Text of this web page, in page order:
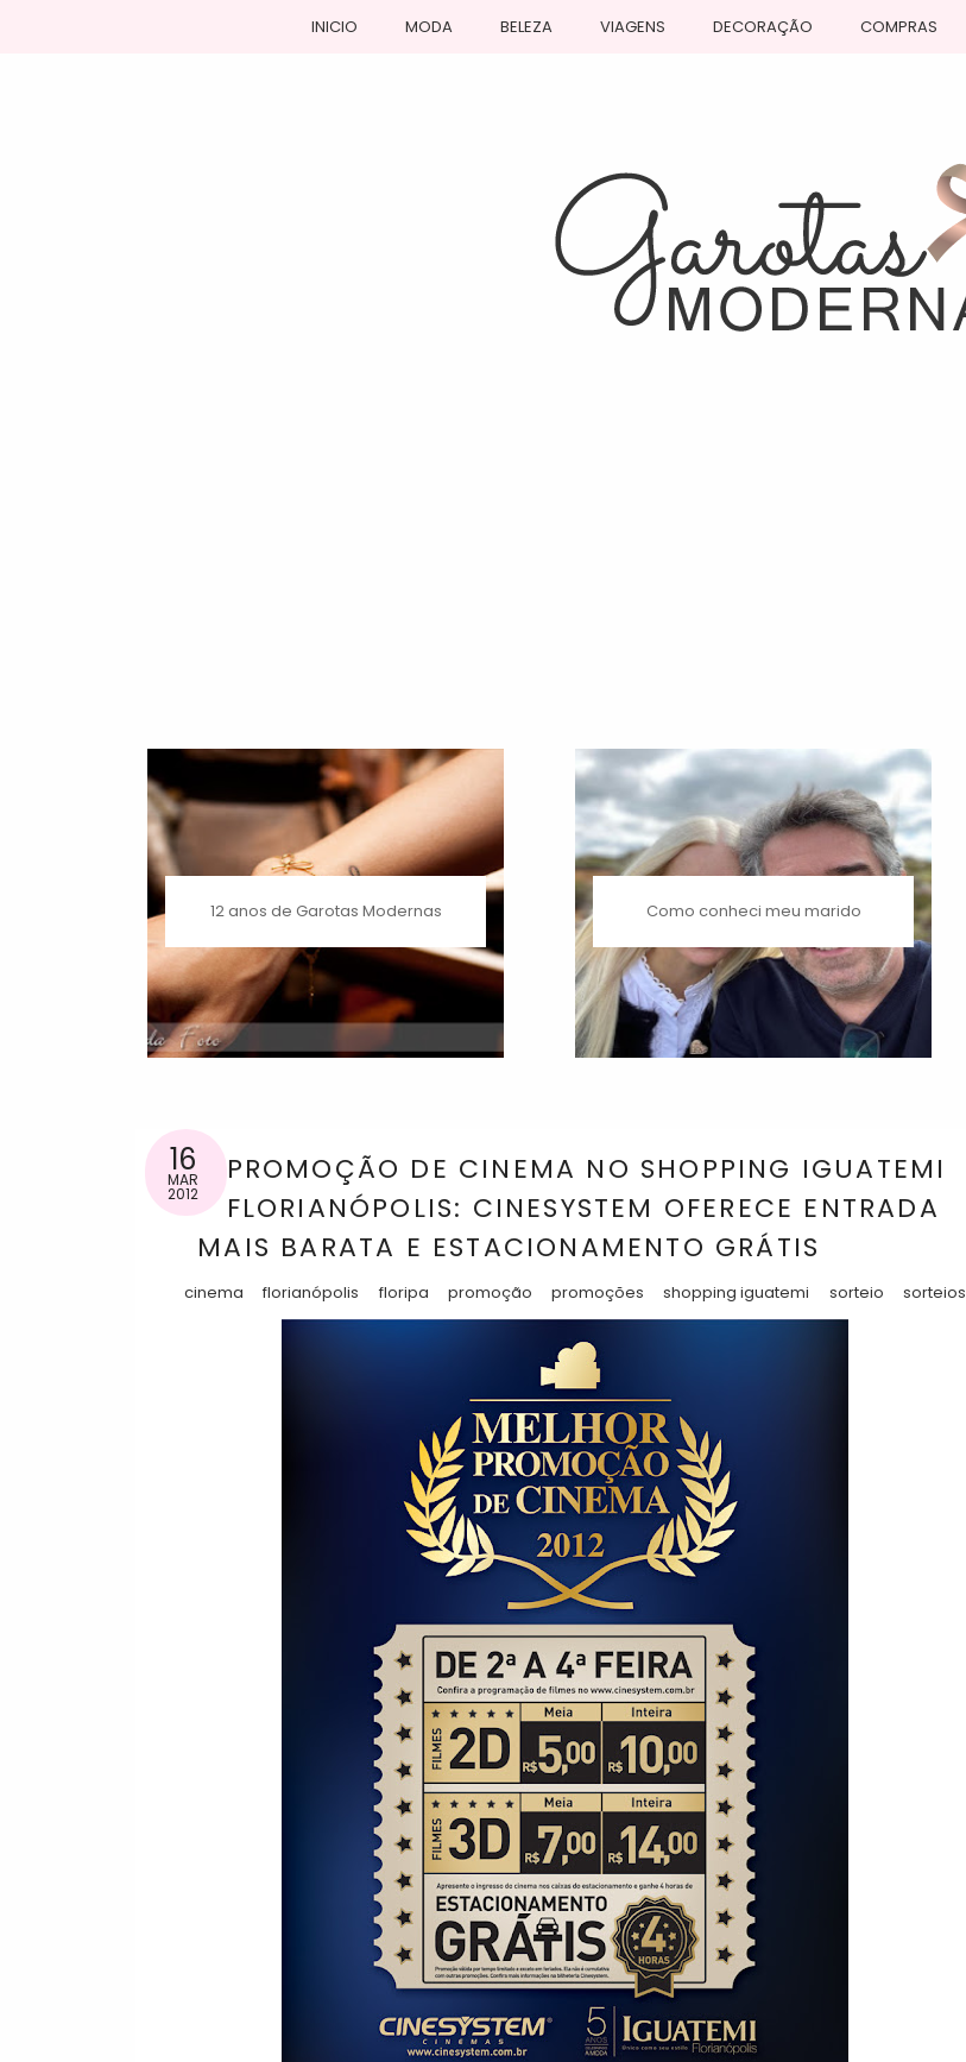
INICIO MODA BELEZA VIAGENS DECORAÇÃO COMPRAS
12 anos de Garotas Modernas Como conheci meu marido
16
MAR
2012
PROMOÇÃO DE CINEMA NO SHOPPING IGUATEMI
FLORIANÓPOLIS: CINESYSTEM OFERECE ENTRADA
MAIS BARATA E ESTACIONAMENTO GRÁTIS
cinema florianópolis floripa promoção promoções shopping iguatemi sorteio sorteios